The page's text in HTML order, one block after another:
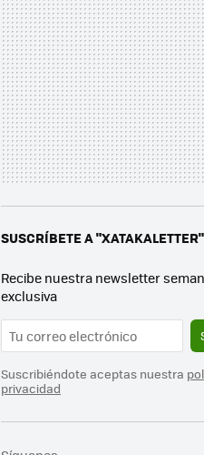
SUSCRÍBETE A "XATAKALETTER"
Recibe nuestra newsletter
exclusiva
Suscribiéndote aceptas nuestra
privacidad